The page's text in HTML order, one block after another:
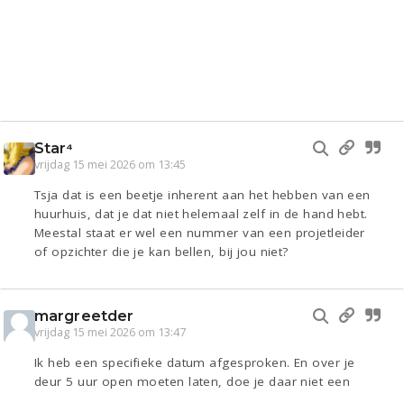
Star⁴
vrijdag 15 mei 2026 om 13:45
Tsja dat is een beetje inherent aan het hebben van een
huurhuis, dat je dat niet helemaal zelf in de hand hebt.
Meestal staat er wel een nummer van een projetleider
of opzichter die je kan bellen, bij jou niet?
margreetder
vrijdag 15 mei 2026 om 13:47
Ik heb een specifieke datum afgesproken. En over je
deur 5 uur open moeten laten, doe je daar niet een